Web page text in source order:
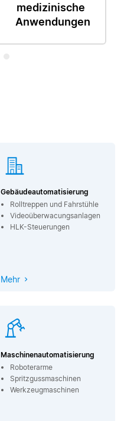
medizinische
Anwendungen
Gebäudeautomatisierung
Rolltreppen und Fahrstühle
Videoüberwacungsanlagen
HLK-Steuerungen
Mehr
Maschinenautomatisierung
Roboterarme
Spritzgussmaschinen
Werkzeugmaschinen